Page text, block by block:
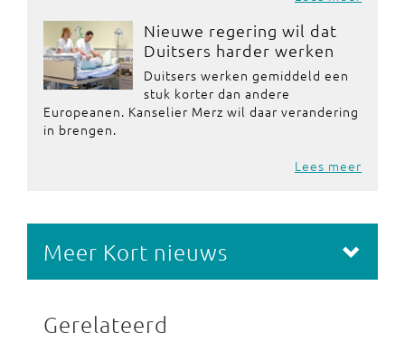
Nieuwe regering wil dat
Duitsers harder werken
Duitsers werken gemiddeld een
stuk korter dan andere
Europeanen. Kanselier Merz wil daar verandering
in brengen.
Lees meer
Meer Kort nieuws
Gerelateerd